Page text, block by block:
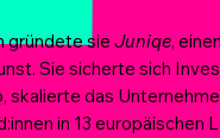
gründete sieJuniqe,
Sie sicherte sich
skalierte das
in 13 europäischen